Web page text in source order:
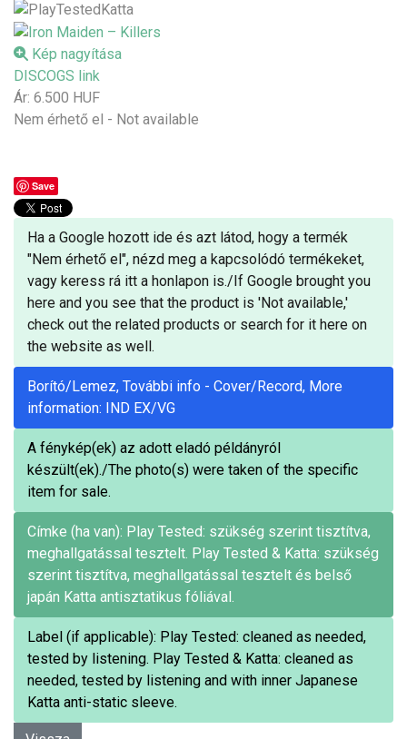
Kép nagyítása
DISCOGS link
Ár: 6.500 HUF
Nem érhető el - Not available
Save
Ha a Google hozott ide és azt látod, hogy a termék
"Nem érhető el", nézd meg a kapcsolódó termékeket,
vagy keress rá itt a honlapon is./If Google brought you
here and you see that the product is 'Not available,'
check out the related products or search for it here on
the website as well.
Borító/Lemez, További info - Cover/Record, More
information: IND EX/VG
A fénykép(ek) az adott eladó példányról
készült(ek)./The photo(s) were taken of the specific
item for sale.
Címke (ha van): Play Tested: szükség szerint tisztítva,
meghallgatással tesztelt. Play Tested & Katta: szükség
szerint tisztítva, meghallgatással tesztelt és belső
japán Katta antisztatikus fóliával.
Label (if applicable): Play Tested: cleaned as needed,
tested by listening. Play Tested & Katta: cleaned as
needed, tested by listening and with inner Japanese
Katta anti-static sleeve.